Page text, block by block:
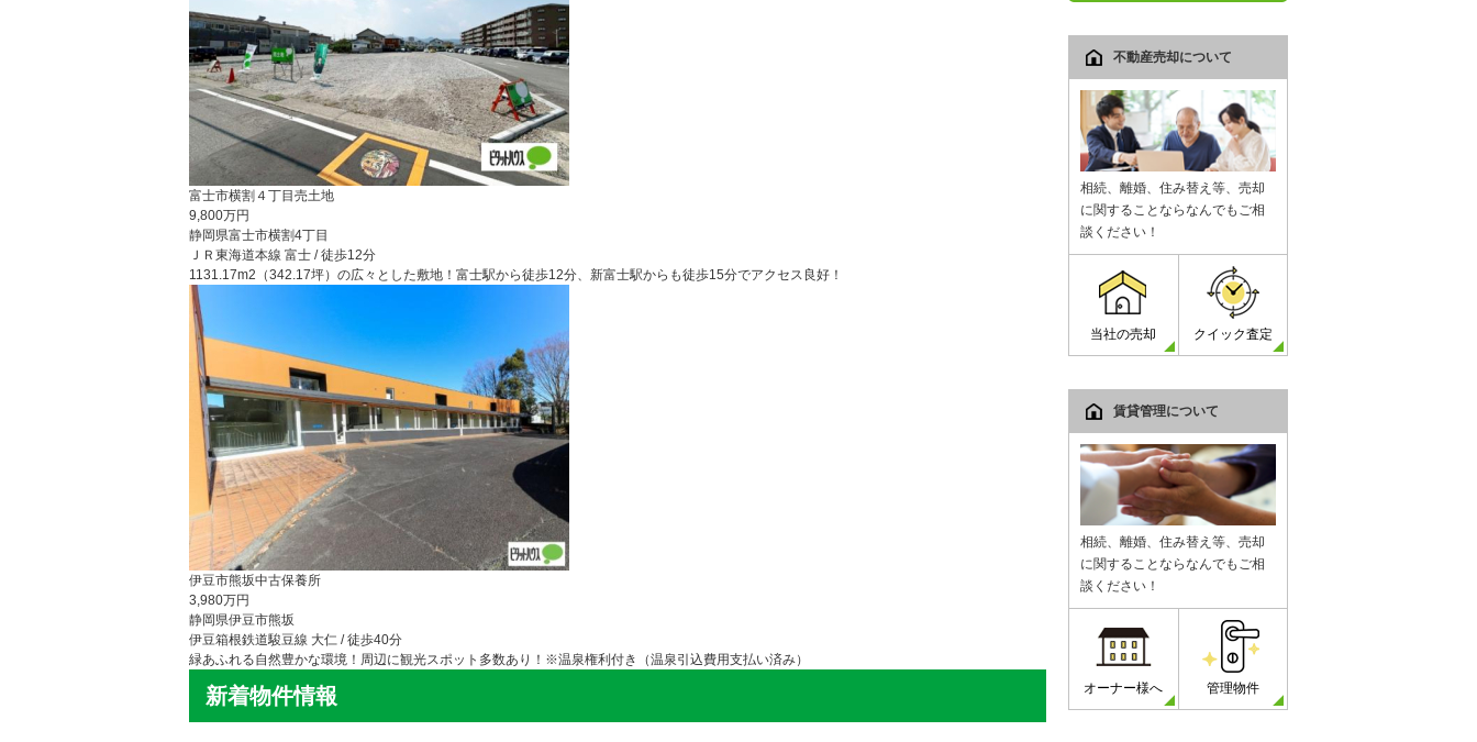
富士市横割４丁目売土地
9,800万円
静岡県富士市横割4丁目
ＪＲ東海道本線 富士 / 徒歩12分
1131.17m2（342.17坪）の広々とした敷地！富士駅から徒歩12分、新富士駅からも徒歩15分でアクセス良好！
伊豆市熊坂中古保養所
3,980万円
静岡県伊豆市熊坂
伊豆箱根鉄道駿豆線 大仁 / 徒歩40分
緑あふれる自然豊かな環境！周辺に観光スポット多数あり！※温泉権利付き（温泉引込費用支払い済み）
新着物件情報
不動産売却について
相続、離婚、住み替え等、売却
に関することならなんでもご相
談ください！
当社の売却 クイック査定
賃貸管理について
相続、離婚、住み替え等、売却
に関することならなんでもご相
談ください！
オーナー様へ 管理物件